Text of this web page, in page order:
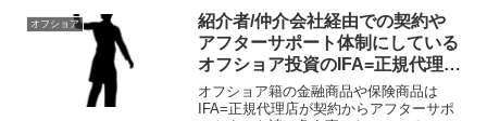
付き、日本にいながら契約可能な米ドル
建ての金融商品となっている。
オフショア
紹介者/仲介会社経由での契約や
アフターサポート体制にしている
オフショア投資のIFA=正規代理店
はとかげのしっぽ切り作戦では？
オフショア籍の金融商品や保険商品は
IFA=正規代理店が契約からアフターサポ